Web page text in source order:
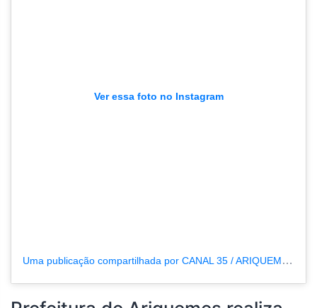
Ver essa foto no Instagram
Uma publicação compartilhada por CANAL 35 / ARIQUEMES190 (@tvpcanal35)